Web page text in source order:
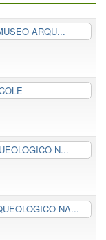
ARQU...
N...
NA...